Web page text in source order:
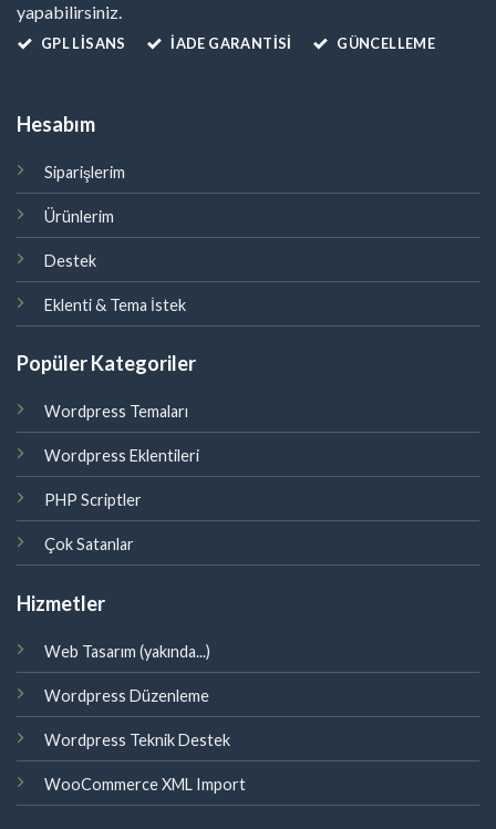
yapabilirsiniz.
GPL LISANS İADE GARANTİSİ GÜNCELLEME
Hesabım
Siparişlerim
Ürünlerim
Destek
Eklenti & Tema İstek
Popüler Kategoriler
Wordpress Temaları
Wordpress Eklentileri
PHP Scriptler
Çok Satanlar
Hizmetler
Web Tasarım (yakında...)
Wordpress Düzenleme
Wordpress Teknik Destek
WooCommerce XML Import